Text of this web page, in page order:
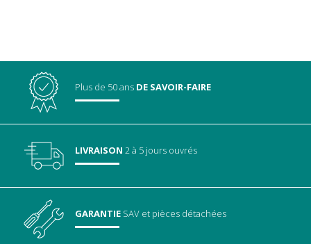
Plus de 50 ans DE SAVOIR-FAIRE
LIVRAISON 2 à 5 jours ouvrés
GARANTIE SAV et pièces détachées